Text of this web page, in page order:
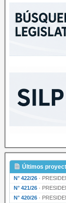
Últimos
N° 422/26 ·
N° 421/26 ·
N° 420/26 ·